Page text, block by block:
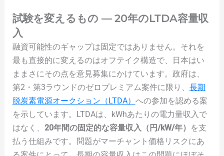
試験を変えるもの ― 20年のLTDA容量収
入
融資可能性のギャップは固定ではありません。それを
最も直接的に変えるのはオフテイク構造で、日本はい
ままさにその点を意見募集にかけています。政府は、
第2・第3ラウンドのゼロプレミアム案件に限り、 長期
脱炭素電源オークション（LTDA） への参加を認める案
を示しています。LTDAは、kWhあたりの電力量収入で
はなく、 20年間の固定的な容量収入（円/kW/年） を支
払う仕組みです。問題がマーチャント価格リスクにあ